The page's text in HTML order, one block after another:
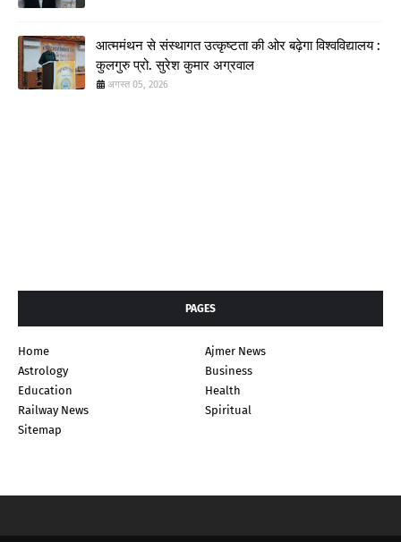
आत्ममंथन से संस्थागत उत्कृष्टता की ओर बढ़ेगा विश्वविद्यालय :
कुलगुरु प्रो. सुरेश कुमार अग्रवाल
अगस्त 05, 2026
PAGES
Home
Ajmer News
Astrology
Business
Education
Health
Railway News
Spiritual
Sitemap